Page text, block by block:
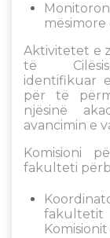
Aktivitetet e
të
identifikuar
për të
njësinë
avancimin e
Komisioni
fakulteti